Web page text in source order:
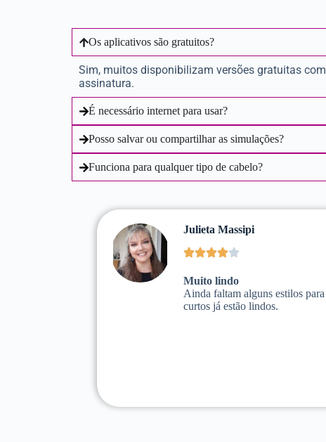
Os aplicativos são gratuitos?
Sim, muitos disponibilizam versões gratuitas
assinatura.
É necessário internet para usar?
Posso salvar ou compartilhar as simulações?
Funciona para qualquer tipo de cabelo?
Julieta Massipi
Muito lindo
Ainda faltam alguns estilos
curtos já estão lindos.